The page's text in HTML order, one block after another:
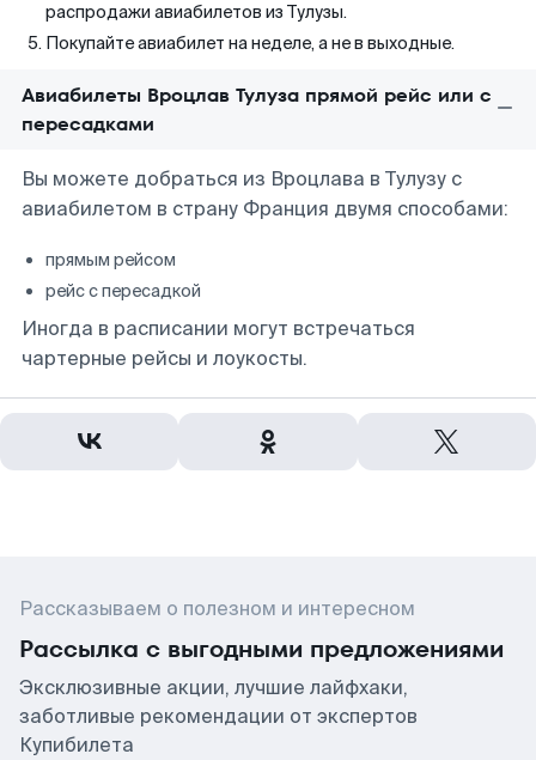
распродажи авиабилетов из Тулузы.
Покупайте авиабилет на неделе, а не в выходные.
Авиабилеты Вроцлав Тулуза прямой рейс или с
пересадками
Вы можете добраться из Вроцлава в Тулузу с
авиабилетом в страну Франция двумя способами:
прямым рейсом
рейс с пересадкой
Иногда в расписании могут встречаться
чартерные рейсы и лоукосты.
Рассказываем о полезном и интересном
Рассылка с выгодными предложениями
Эксклюзивные акции, лучшие лайфхаки,
заботливые рекомендации от экспертов
Купибилета